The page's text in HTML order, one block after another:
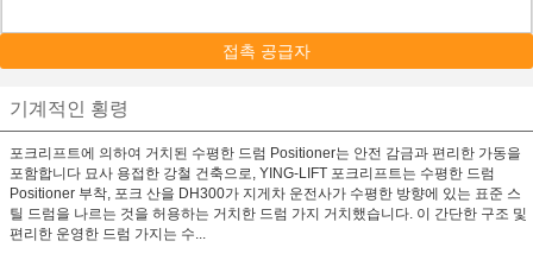
접촉 공급자
기계적인 횡령
포크리프트에 의하여 거치된 수평한 드럼 Positioner는 안전 감금과 편리한 가동을
포함합니다 묘사 용접한 강철 건축으로, YING-LIFT 포크리프트는 수평한 드럼
Positioner 부착, 포크 산을 DH300가 지게차 운전사가 수평한 방향에 있는 표준 스
틸 드럼을 나르는 것을 허용하는 거치한 드럼 가지 거치했습니다. 이 간단한 구조 및
편리한 운영한 드럼 가지는 수...